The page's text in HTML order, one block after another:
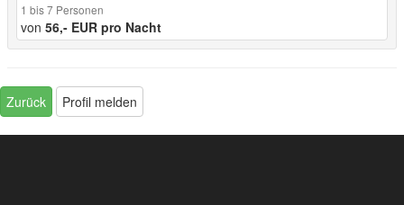
1 bis 7 Personen
von 56,- EUR pro Nacht
Zurück Profil melden